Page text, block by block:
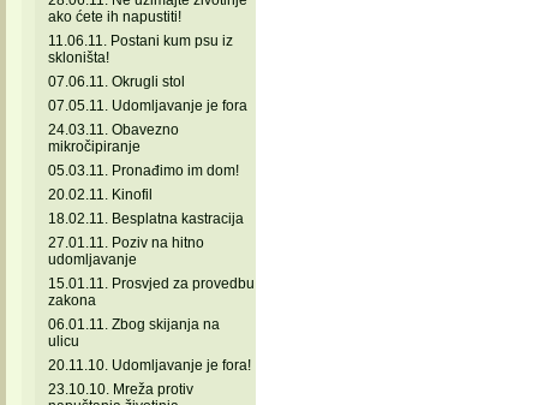
ako ćete ih napustiti!
11.06.11. Postani kum psu iz
skloništa!
07.06.11. Okrugli stol
07.05.11. Udomljavanje je fora
24.03.11. Obavezno
mikročipiranje
05.03.11. Pronađimo im dom!
20.02.11. Kinofil
18.02.11. Besplatna kastracija
27.01.11. Poziv na hitno
udomljavanje
15.01.11. Prosvjed za provedbu
zakona
06.01.11. Zbog skijanja na
ulicu
20.11.10. Udomljavanje je fora!
23.10.10. Mreža protiv